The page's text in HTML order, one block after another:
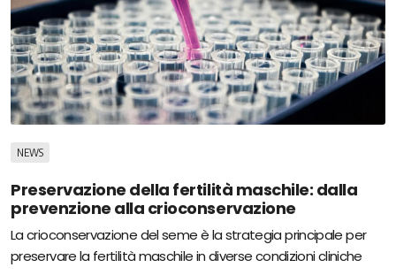
NEWS
Preservazione della fertilità maschile: dalla
prevenzione alla crioconservazione
La crioconservazione del seme è la strategia principale per
preservare la fertilità maschile in diverse condizioni cliniche